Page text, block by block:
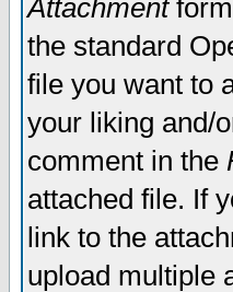
Attachmentform
the standard
file you want to
your liking and/
comment in the
attached file. If
link to the
upload multiple